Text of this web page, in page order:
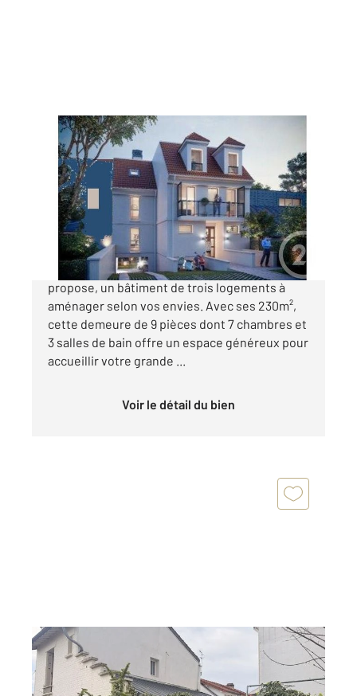
FONTENAY SOUS BOIS 94
230 m2, 9 pièces
Ref : 9121
Maison à vendre
740 000 €
Votre agence Century21 Dalayrac vous
propose, un bâtiment de trois logements à
aménager selon vos envies. Avec ses 230m²,
cette demeure de 9 pièces dont 7 chambres et
3 salles de bain offre un espace généreux pour
accueillir votre grande ...
Voir le détail du bien
FONTENAY SOUS BOIS 94
55,30 m2, 4 pièces
Ref : 10036